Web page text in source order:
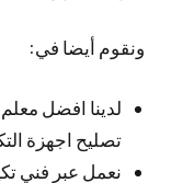
ونقوم أيضا في:
لدينا افضل
تصليح اجهزة
نعمل عبر فني